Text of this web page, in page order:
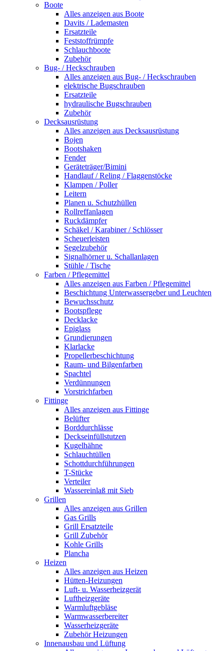
Boote
Alles anzeigen aus Boote
Davits / Lademasten
Ersatzteile
Feststoffrümpfe
Schlauchboote
Zubehör
Bug- / Heckschrauben
Alles anzeigen aus Bug- / Heckschrauben
elektrische Bugschrauben
Ersatzteile
hydraulische Bugschrauben
Zubehör
Decksausrüstung
Alles anzeigen aus Decksausrüstung
Bojen
Bootshaken
Fender
Geräteträger/Bimini
Handlauf / Reling / Flaggenstöcke
Klampen / Poller
Leitern
Planen u. Schutzhüllen
Rollreffanlagen
Ruckdämpfer
Schäkel / Karabiner / Schlösser
Scheuerleisten
Segelzubehör
Signalhörner u. Schallanlagen
Stühle / Tische
Farben / Pflegemittel
Alles anzeigen aus Farben / Pflegemittel
Beschichtung Unterwassergeber und Leuchten
Bewuchsschutz
Bootspflege
Decklacke
Epiglass
Grundierungen
Klarlacke
Propellerbeschichtung
Raum- und Bilgenfarben
Spachtel
Verdünnungen
Vorstrichfarben
Fittinge
Alles anzeigen aus Fittinge
Belüfter
Borddurchlässe
Deckseinfüllstutzen
Kugelhähne
Schlauchtüllen
Schottdurchführungen
T-Stücke
Verteiler
Wassereinlaß mit Sieb
Grillen
Alles anzeigen aus Grillen
Gas Grills
Grill Ersatzteile
Grill Zubehör
Kohle Grills
Plancha
Heizen
Alles anzeigen aus Heizen
Hütten-Heizungen
Luft- u. Wasserheizgerät
Luftheizgeräte
Warmluftgebläse
Warmwasserbereiter
Wasserheizgeräte
Zubehör Heizungen
Innenausbau und Lüftung